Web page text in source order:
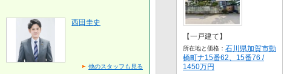
西田圭史
他のスタッフも見る
【一戸建て】
所在地と価格： 石川県加賀市動
橋町ナ15番62、15番76 /
1450万円